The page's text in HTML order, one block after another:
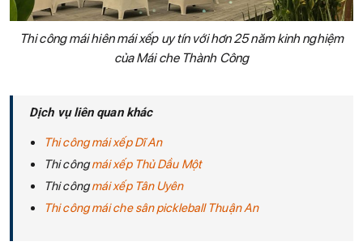
Thi công mái hiên mái xếp uy tín với hơn 25 năm kinh nghiệm
của Mái che Thành Công
Dịch vụ liên quan khác
Thi công mái xếp Dĩ An
Thi côngmái xếp Thủ Dầu Một
Thi côngmái xếp Tân Uyên
Thi công mái che sân pickleball Thuận An